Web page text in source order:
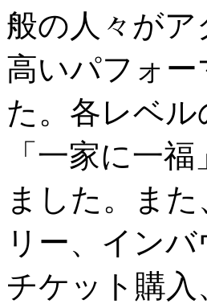
般の人々が
高いパフォ
た。各レベ
「一家に一
ました。ま
リー、イン
チケット購